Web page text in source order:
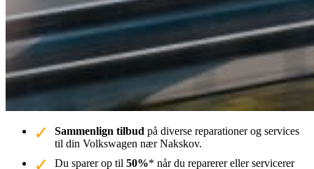
Sammenlign tilbud på diverse reparationer og services
til din Volkswagen nær Nakskov.
Du sparer op til 50%* når du reparerer eller servicerer